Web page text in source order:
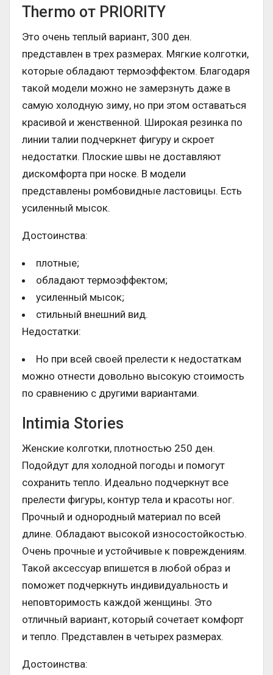
Thermo от PRIORITY
Это очень теплый вариант, 300 ден.
представлен в трех размерах. Мягкие колготки,
которые обладают термоэффектом. Благодаря
такой модели можно не замерзнуть даже в
самую холодную зиму, но при этом оставаться
красивой и женственной. Широкая резинка по
линии талии подчеркнет фигуру и скроет
недостатки. Плоские швы не доставляют
дискомфорта при носке. В модели
представлены ромбовидные ластовицы. Есть
усиленный мысок.
Достоинства:
плотные;
обладают термоэффектом;
усиленный мысок;
стильный внешний вид.
Недостатки:
Но при всей своей прелести к недостаткам
можно отнести довольно высокую стоимость
по сравнению с другими вариантами.
Intimia Stories
Женские колготки, плотностью 250 ден.
Подойдут для холодной погоды и помогут
сохранить тепло. Идеально подчеркнут все
прелести фигуры, контур тела и красоты ног.
Прочный и однородный материал по всей
длине. Обладают высокой износостойкостью.
Очень прочные и устойчивые к повреждениям.
Такой аксессуар впишется в любой образ и
поможет подчеркнуть индивидуальность и
неповторимость каждой женщины. Это
отличный вариант, который сочетает комфорт
и тепло. Представлен в четырех размерах.
Достоинства: